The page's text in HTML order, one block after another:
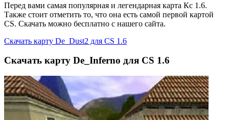
Перед вами самая популярная и легендарная карта Кс 1.6.
Также стоит отметить то, что она есть самой первой картой
CS. Скачать можно бесплатно с нашего сайта.
Скачать карту De_Dust2 для CS 1.6
Скачать карту De_Inferno для CS 1.6